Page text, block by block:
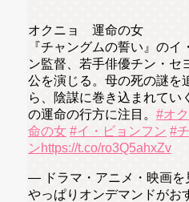
オクニョ 運命の女
『チャングムの誓い』のイ
ン監督、若手俳優チン・セ
公を演じる。母の死の謎を
ら、陰謀に巻き込まれてい
の運命の行方に注目。 #オ
命の女 #イ・ビョンフン #
ンhttps://t.co/ro3Q5ahxZv
— ドラマ・アニメ・映画を
やっぱりオンデマンドがお